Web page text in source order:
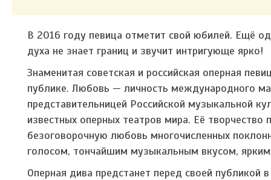
В 2016 году певица отметит свой юбилей. Ещё
духа не знает границ и звучит интригующе ярко!
Знаменитая советская и российская оперная
публике. Любовь — личность международного
представительницей Российской музыкальной
известных оперных театров мира. Её
безоговорочную любовь многочисленных
голосом, тончайшим музыкальным вкусом,
Оперная дива предстанет перед своей